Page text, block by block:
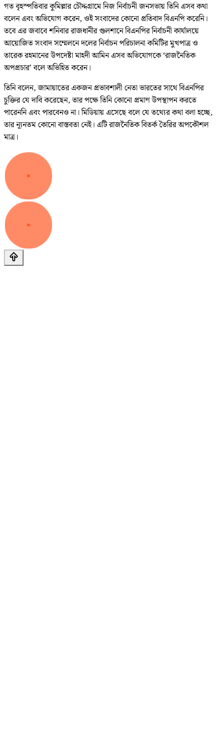
গত বৃহস্পতিবার কুমিল্লার চৌদ্দগ্রামে নিজ নির্বাচনী জনসভায় তিনি এসব কথা
বলেন এবং অভিযোগ করেন, ওই সংবাদের কোনো প্রতিবাদ বিএনপি করেনি।
তবে এর জবাবে শনিবার রাজধানীর গুলশানে বিএনপির নির্বাচনী কার্যালয়ে
আয়োজিত সংবাদ সম্মেলনে দলের নির্বাচন পরিচালনা কমিটির মুখপাত্র ও
তারেক রহমানের উপদেষ্টা মাহদী আমিন এসব অভিযোগকে ‘রাজনৈতিক
অপপ্রচার’ বলে অভিহিত করেন।
তিনি বলেন, জামায়াতের একজন প্রভাবশালী নেতা ভারতের সাথে বিএনপির
চুক্তির যে দাবি করেছেন, তার পক্ষে তিনি কোনো প্রমাণ উপস্থাপন করতে
পারেননি এবং পারবেনও না। মিডিয়ায় এসেছে বলে যে তথ্যের কথা বলা হচ্ছে,
তার ন্যূনতম কোনো বাস্তবতা নেই। এটি রাজনৈতিক বিতর্ক তৈরির অপকৌশল
মাত্র।